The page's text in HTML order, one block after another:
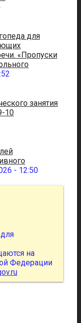
для
«Пропуски
занятия
10
- 12:50
на
Федерации